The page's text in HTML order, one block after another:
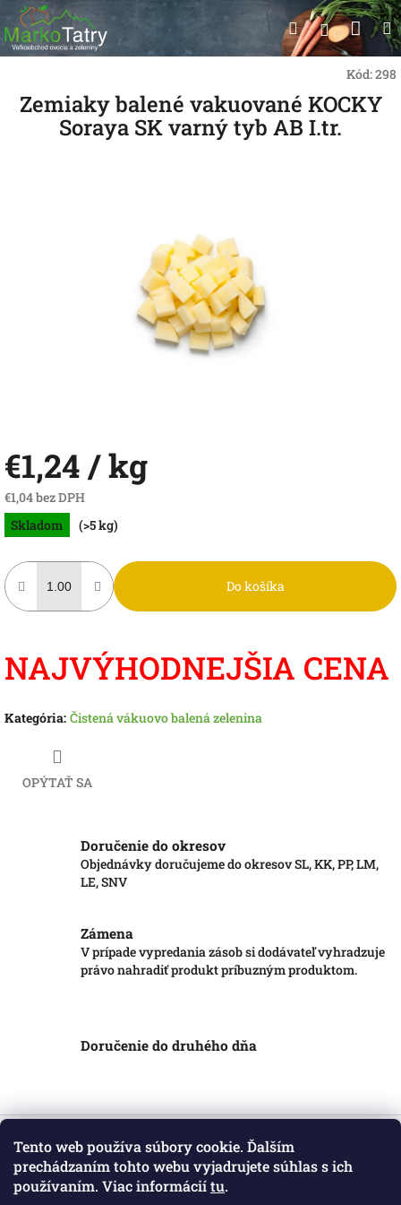
Tento web používa súbory cookie. Ďalším
prechádzaním tohto webu vyjadrujete súhlas s ich
používaním. Viac informáciítu.
Prejsť
na
obsah
Hľadať
Kód:298
Zemiaky balené vakuované KOCKY
Soraya SK varný tyb AB I.tr.
€1,24 / kg
€1,04 bez DPH
Jednotková
cena:
Skladom (>5 kg)
Do košíka
NAJVÝHODNEJŠIA CENA
Kategória: Čistená vákuovo balená zelenina
OPÝTAŤ SA
Doručenie do okresov
Objednávky doručujeme do okresov SL, KK, PP, LM,
LE, SNV
Zámena
V prípade vypredania zásob si dodávateľ vyhradzuje
právo nahradiť produkt príbuzným produktom.
Doručenie do druhého dňa
Z
Informácie pre vás
Obchodné podmienky